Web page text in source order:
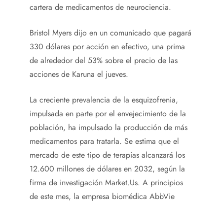
cartera de medicamentos de neurociencia.
Bristol Myers dijo en un comunicado que pagará
330 dólares por acción en efectivo, una prima
de alrededor del 53% sobre el precio de las
acciones de Karuna el jueves.
La creciente prevalencia de la esquizofrenia,
impulsada en parte por el envejecimiento de la
población, ha impulsado la producción de más
medicamentos para tratarla. Se estima que el
mercado de este tipo de terapias alcanzará los
12.600 millones de dólares en 2032, según la
firma de investigación Market.Us. A principios
de este mes, la empresa biomédica AbbVie